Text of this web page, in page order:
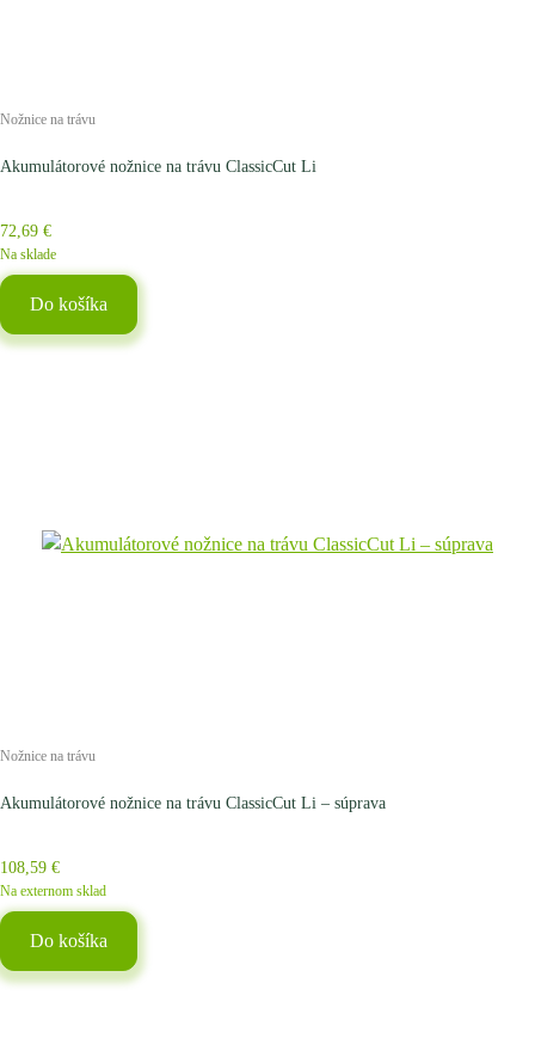
Nožnice na trávu
Akumulátorové nožnice na trávu ClassicCut Li
72,69 €
Na sklade
Do košíka
Nožnice na trávu
Akumulátorové nožnice na trávu ClassicCut Li – súprava
108,59 €
Na externom sklad
Do košíka